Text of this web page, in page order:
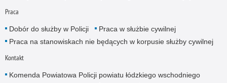
Praca
Dobór do służby w Policji
Praca w służbie cywilnej
Praca na stanowiskach nie będących w korpusie służby cywilnej
Kontakt
Komenda Powiatowa Policji powiatu łódzkiego wschodniego